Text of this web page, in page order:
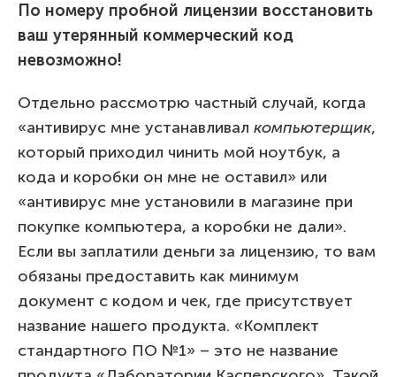
По номеру пробной лицензии восстановить
ваш утерянный коммерческий код
невозможно!
Отдельно рассмотрю частный случай, когда
«антивирус мне устанавливал компьютерщик,
который приходил чинить мой ноутбук, а
кода и коробки он мне не оставил» или
«антивирус мне установили в магазине при
покупке компьютера, а коробки не дали».
Если вы заплатили деньги за лицензию, то вам
обязаны предоставить как минимум
документ с кодом и чек, где присутствует
название нашего продукта. «Комплект
стандартного ПО №1» – это не название